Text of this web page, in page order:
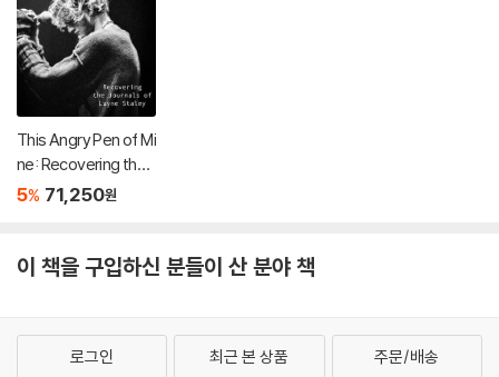
This Angry Pen of Mi
ne: Recovering the J
ournals of Layne Sta
5% 71,250원
이 책을 구입하신 분들이 산 분야 책
로그인 최근 본 상품 주문/배송